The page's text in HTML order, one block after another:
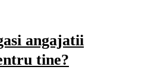
angajatii
tine?